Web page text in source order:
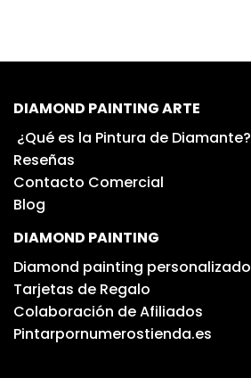
DIAMOND PAINTING ARTE
¿Qué es la Pintura de Diamante?
Reseñas
Contacto Comercial
Blog
DIAMOND PAINTING
Diamond painting personalizado
Tarjetas de Regalo
Colaboración de Afiliados
Pintarpornumerostienda.es